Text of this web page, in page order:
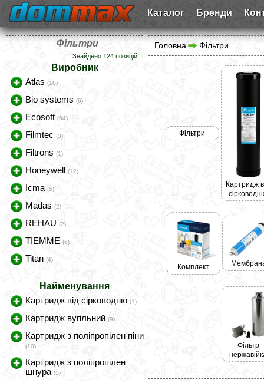
Каталог Бренди
Фільтри
Знайдено 124 позицій
Виробник
Atlas (16)
Bio systems (6)
Ecosoft (64)
Filmtec (3)
Filtrons (1)
Honeywell (12)
Icma (5)
Madas (2)
REHAU (2)
TIEMME (6)
Titan (4)
Найменування
Картридж від сірководню (1)
Картридж вугільний (9)
Картридж з поліпропілен піни
(10)
Картридж з поліпропілен
шнура (5)
Головна Фільтри
Фільтри
Картридж
Комплект
Фільтр